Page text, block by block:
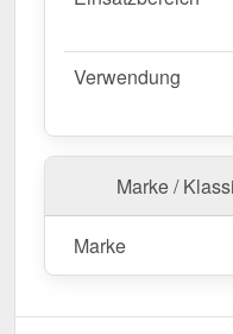
optimal an Ihre
Falls vor Ort
Kantteil mühelos
Jetzt
bestellen –
geliefert!
Langlebig,
Sie jetzt und
Verwendung
Marke /
Marke